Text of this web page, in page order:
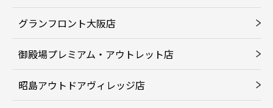
グランフロント大阪店
御殿場プレミアム・アウトレット店
昭島アウトドアヴィレッジ店